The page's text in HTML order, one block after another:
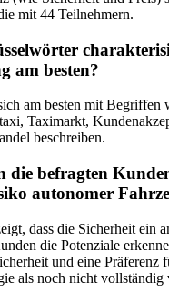
mit 44 Teilnehmern.
am besten?
am besten mit Begriffen
Taximarkt,
beschreiben.
die befragten
autonomer
dass die Sicherheit ein
die Potenziale
und eine Präferenz
als noch nicht vollständig